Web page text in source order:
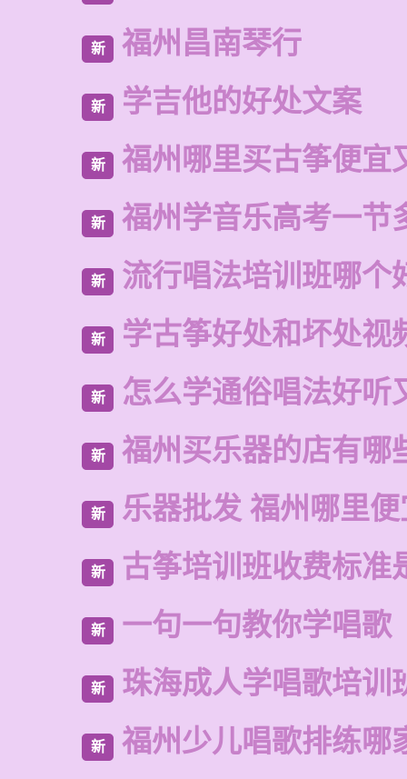
新 福州昌南琴行
新 学吉他的好处文案
新 福州哪里买古筝便宜
新 福州学音乐高考一节
新 流行唱法培训班哪个
新 学古筝好处和坏处视
新 怎么学通俗唱法好听
新 福州买乐器的店有哪
新 乐器批发 福州哪里
新 古筝培训班收费标准
新 一句一句教你学唱歌
新 珠海成人学唱歌培训
新 福州少儿唱歌排练哪